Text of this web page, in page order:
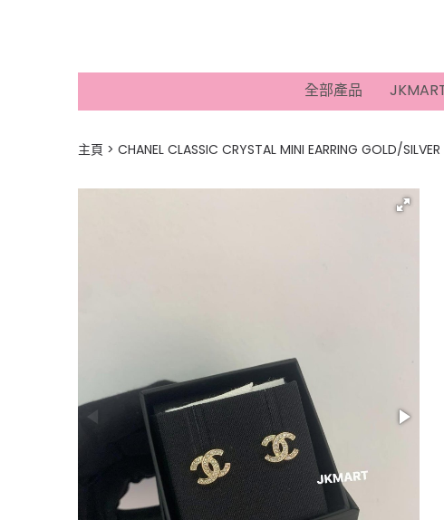
全部產品
主頁 CHANEL CLASSIC CRYSTAL MINI EARRING GOLD/SILVER